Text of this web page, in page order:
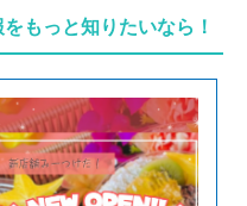
もっと知りたいなら！